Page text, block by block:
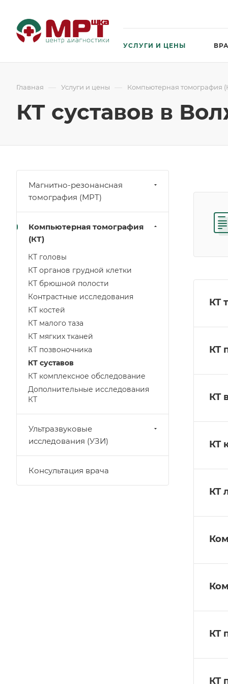
УСЛУГИ И ЦЕНЫ
Главная — Услуги и цены — Компьютерная томография
КТ суставов в
КТ
КТ
КТ
КТ
КТ
КТ
КТ
Магнитно-резонансная
томография (МРТ)
Компьютерная томография
(КТ)
КТ головы
КТ органов грудной клетки
КТ брюшной полости
Контрастные исследования
КТ костей
КТ малого таза
КТ мягких тканей
КТ позвоночника
КТ суставов
КТ комплексное обследование
Дополнительные исследования
КТ
Ультразвуковые
исследования (УЗИ)
Консультация врача